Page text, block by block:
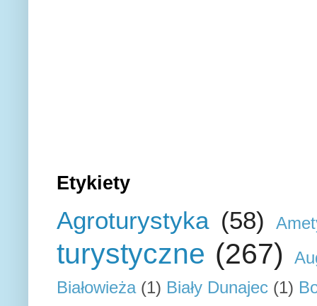
Etykiety
Agroturystyka (58)
turystyczne (267)
Białowieża (1) Biały Dunajec (1)